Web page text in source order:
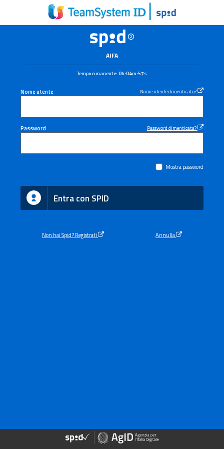
AIFA
Tempo rimanente:0h:04m:57s
Nome utente Nome utente dimenticato?
Password Password dimenticata?
Mostra password
Entra con SPID
Non hai Spid? Registrati Annulla